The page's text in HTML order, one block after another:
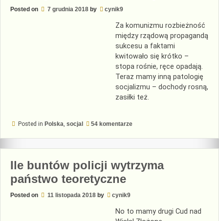
Posted on 7 grudnia 2018 by cynik9
Za komunizmu rozbieżność
między rządową propagandą
sukcesu a faktami
kwitowało się krótko –
stopa rośnie, ręce opadają.
Teraz mamy inną patologię
socjalizmu – dochody rosną,
zasiłki też.
Posted in Polska socjal 54 komentarze
z
zawodowej
Ile buntów policji wytrzyma
państwo teoretyczne
Posted on 11 listopada 2018 by cynik9
No to mamy drugi Cud nad